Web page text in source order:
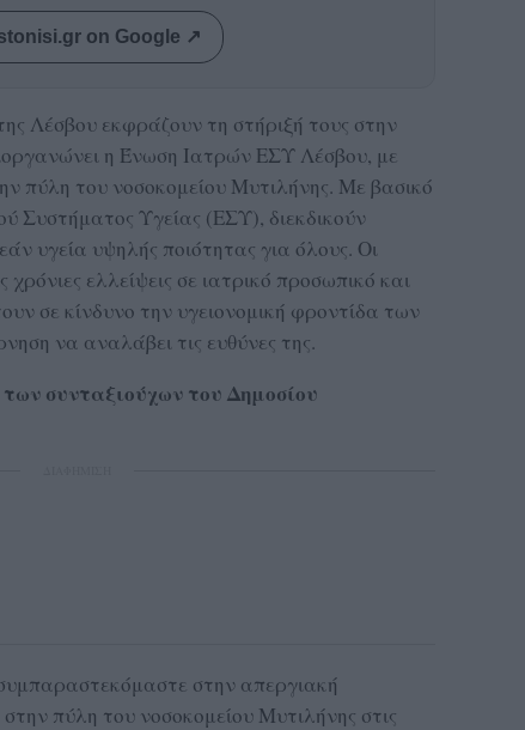
on Google ↗
Λέσβου εκφράζουν τη στήριξή τους στην
η Ένωση Ιατρών ΕΣΥ Λέσβου, με
πύλη του νοσοκομείου Μυτιλήνης. Με βασικό
Συστήματος Υγείας (ΕΣΥ), διεκδικούν
υγεία υψηλής ποιότητας για όλους. Οι
ελλείψεις σε ιατρικό προσωπικό και
σε κίνδυνο την υγειονομική φροντίδα των
να αναλάβει τις ευθύνες της.
συνταξιούχων του Δημοσίου
στην απεργιακή
πύλη του νοσοκομείου Μυτιλήνης στις